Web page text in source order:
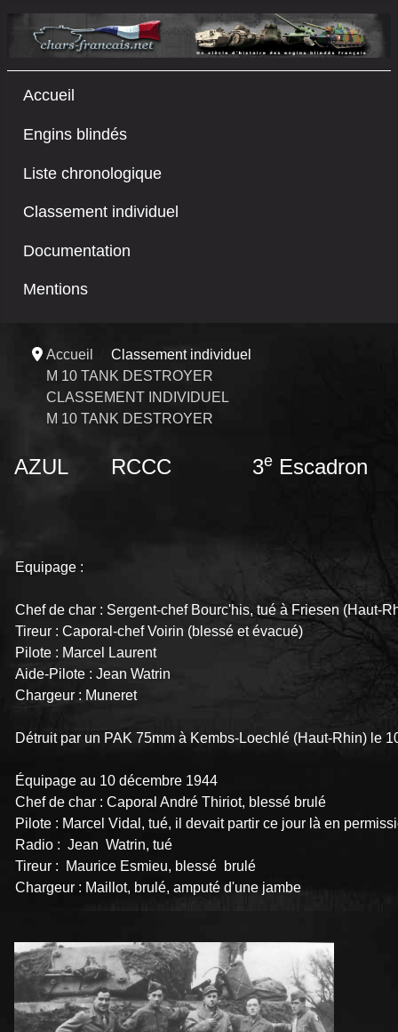
Accueil
Engins blindés
Liste chronologique
Classement individuel
Documentation
Mentions
Accueil
Classement individuel
M 10 TANK DESTROYER
CLASSEMENT INDIVIDUEL
M 10 TANK DESTROYER
AZUL RCCC 3e Escadron
Equipage :
Chef de char : Sergent-chef Bourc'his, tué à Friesen (Haut-
Tireur : Caporal-chef Voirin (blessé et évacué)
Pilote : Marcel Laurent
Aide-Pilote : Jean Watrin
Chargeur : Muneret
Détruit par un PAK 75mm à Kembs-Loechlé (Haut-Rhin) le
Équipage au 10 décembre 1944
Chef de char : Caporal André Thiriot, blessé brulé
Pilote : Marcel Vidal, tué, il devait partir ce jour là en
Radio : Jean Watrin, tué
Tireur : Maurice Esmieu, blessé brulé
Chargeur : Maillot, brulé, amputé d'une jambe